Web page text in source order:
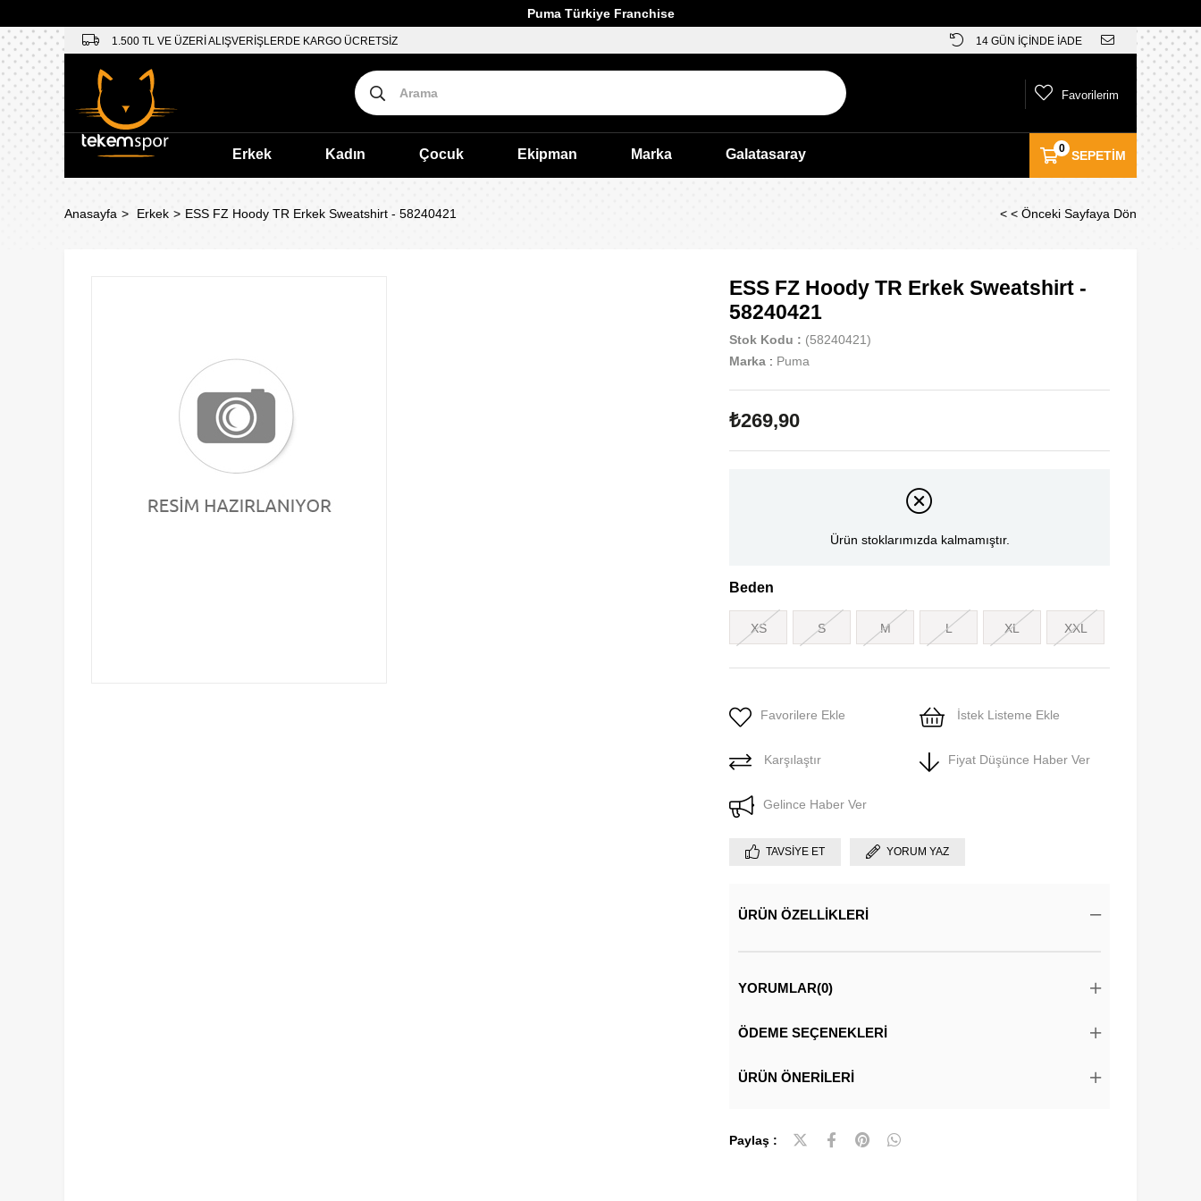
Puma Türkiye Franchise
1.500 TL VE ÜZERİ ALIŞVERİŞLERDE KARGO ÜCRETSİZ 14 GÜN İÇİNDE İADE
SEPETIM
0
Favorilerim
Erkek Kadın Çocuk Ekipman Marka Galatasaray
Anasayfa Erkek ESS FZ Hoody TR Erkek Sweatshirt - 58240421 < < Önceki Sayfaya Dön
ESS FZ Hoody TR Erkek Sweatshirt -
58240421
Stok Kodu
(58240421)
Marka : Puma
₺269,90
Ürün stoklarımızda kalmamıştır.
Beden
XS S M L XL XXL
Favorilere Ekle İstek Listeme Ekle
Karşılaştır Fiyat Düşünce Haber Ver
Gelince Haber Ver
TAVSIYE ET YORUM YAZ
ÜRÜN ÖZELLIKLERI
YORUMLAR(0)
ÖDEME SEÇENEKLERI
ÜRÜN ÖNERILERI
Paylaş :